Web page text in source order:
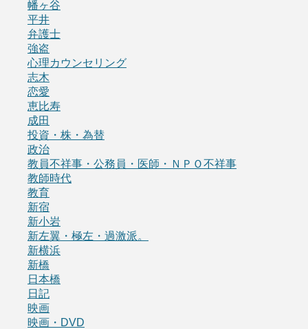
幡ヶ谷
平井
弁護士
強盗
心理カウンセリング
志木
恋愛
恵比寿
成田
投資・株・為替
政治
教員不祥事・公務員・医師・ＮＰＯ不祥事
教師時代
教育
新宿
新小岩
新左翼・極左・過激派。
新横浜
新橋
日本橋
日記
映画
映画・DVD